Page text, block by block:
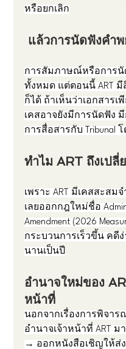
หรือยกเลิก
แล้วการนัดฟังคำ
การสัมภาษณ์หรือการนั
ทั้งหมด แต่ตอนนี้ ART
ก็ได้ ถ้าเห็นว่าเอกสารเ
เคสอาจยังมีการนัดฟัง
การสื่อสารกับ Tribunal
ทำไม ART ถึงเปลี่
เพราะ ART มีเคสสะส
เลยออกกฎใหม่ชื่อ
Amendment (2026
กระบวนการเร็วขึ้น คดีง่
นานเป็นปี
อำนาจใหม่ของ
หน้าที่
นอกจากเรื่องการพิจา
อำนาจเจ้าหน้าที่ ART ม
→ ออกหนังสือเชิญให้ส่ง